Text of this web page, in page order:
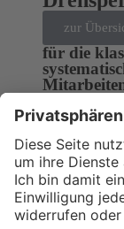
zur
für die
Bei uns
für den Innen-
Auswahl an
lassen sie